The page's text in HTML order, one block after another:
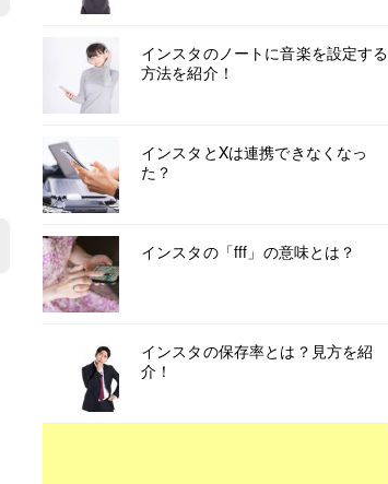
インスタのノートに音楽を設定する
方法を紹介！
インスタとXは連携できなくなっ
た？
インスタの「fff」の意味とは？
インスタの保存率とは？見方を紹
介！